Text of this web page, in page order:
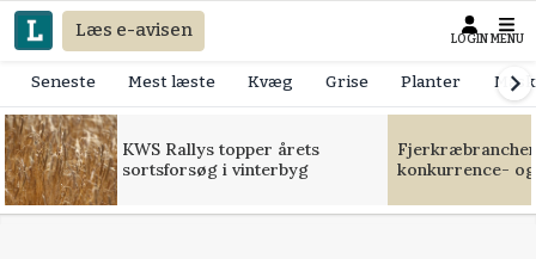
Læs e-avisen LOGIN MENU
Seneste Mest læste Kvæg Grise Planter
KWS Rallys topper årets
sortsforsøg i vinterbyg
konkurrence-